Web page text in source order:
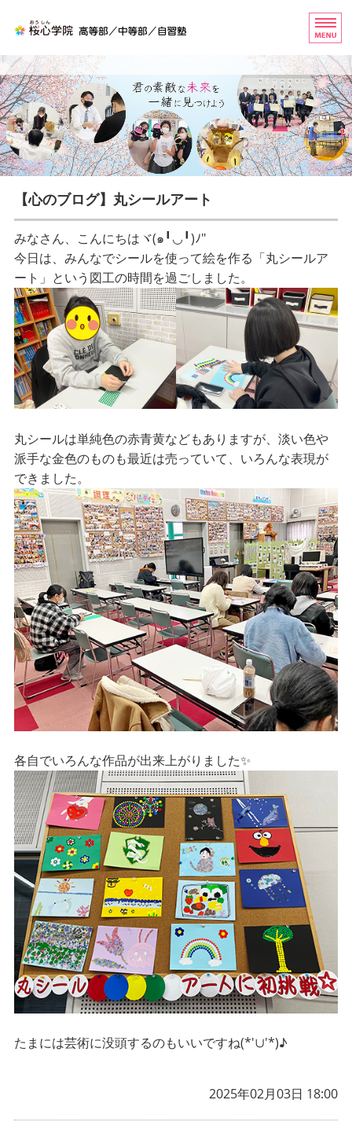
桜心学院（おうしんがくいん
ホーム
高等部
中等部
自習塾
お問い合わせ
【心のブログ】丸シールアート
みなさん、こんにちはヾ(๑╹◡╹)ﾉ"
今日は、みんなでシールを使って絵を作る「丸シールア
ート」という図工の時間を過ごしました。
丸シールは単純色の赤青黄などもありますが、淡い色や
派手な金色のものも最近は売っていて、いろんな表現が
できました。
各自でいろんな作品が出来上がりました✨
たまには芸術に没頭するのもいいですね(*'∪'*)♪
2025年02月03日 18:00